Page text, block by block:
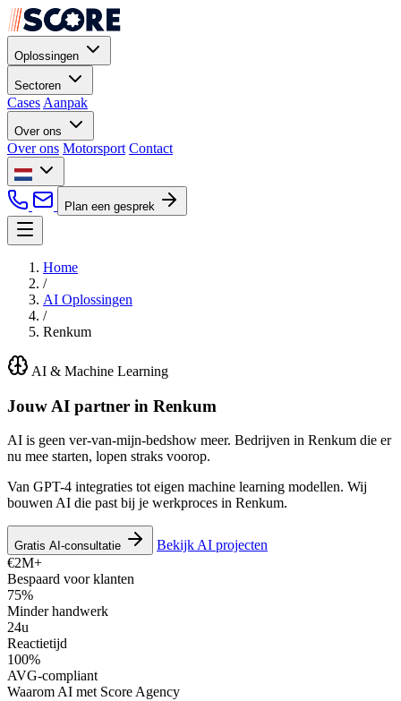
Oplossingen
Sectoren
Cases Aanpak
Over ons
Over ons Motorsport Contact
Plan een gesprek
Home
/
AI Oplossingen
/
Renkum
AI & Machine Learning
Jouw AI partner in Renkum
AI is geen ver-van-mijn-bedshow meer. Bedrijven in Renkum die er
nu mee starten, lopen straks voorop.
Van GPT-4 integraties tot eigen machine learning modellen. Wij
bouwen AI die past bij je werkproces in Renkum.
Gratis AI-consultatie
Bekijk AI projecten
€2M+
Bespaard voor klanten
75%
Minder handwerk
24u
Reactietijd
100%
AVG-compliant
Waarom AI met Score Agency